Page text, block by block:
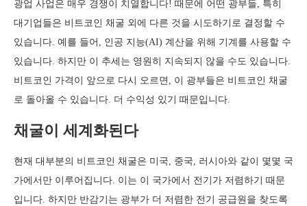
광업 사업은 매우 경쟁이 치열합니다! 때문에 어떤 광부들, 특히
대기업들은 비트코인 채굴 외에 다른 것을 시도하기로 결정할 수
있습니다. 예를 들어, 인공 지능(AI) 계산을 위해 기계를 사용할 수
있습니다. 하지만 이 추세는 영원히 지속되지 않을 수도 있습니다.
비트코인 가격이 앞으로 다시 오르면, 이 광부들은 비트코인 채굴
로 돌아올 수 있습니다. 더 수익성 있기 때문입니다.
채굴이 세계화된다
현재 대부분의 비트코인 채굴은 미국, 중국, 러시아와 같이 몇몇 국
가에서만 이루어집니다. 이는 이 국가에서 전기가 저렴하기 때문
입니다. 하지만 반감기는 광부가 더 저렴한 전기 공급원을 찾도록